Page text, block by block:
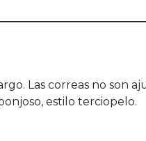
Las correas no son
estilo terciopelo.